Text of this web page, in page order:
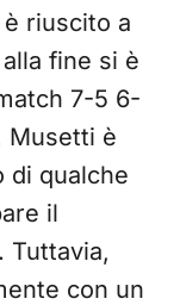
riuscito a
fine si è
7-5 6-
Musetti è
di qualche
il
Tuttavia,
con un